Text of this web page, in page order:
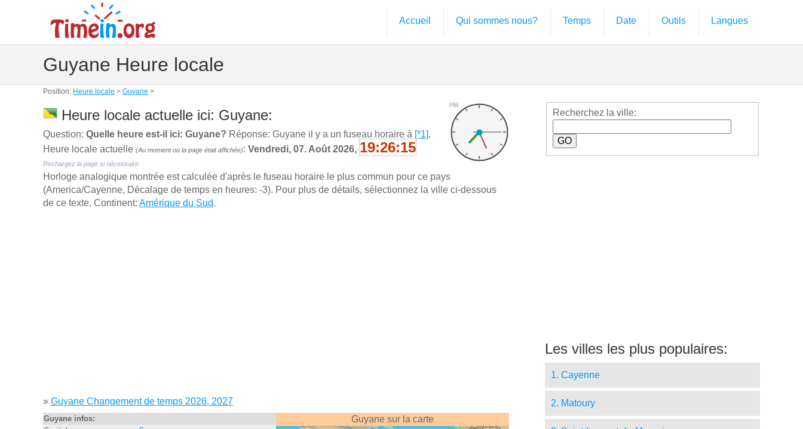
Accueil Qui sommes nous? Temps Date Outils Langues
Guyane Heure locale
Position: Heure locale > Guyane >
PM
Heure locale actuelle ici: Guyane:
Question: Quelle heure est-il ici: Guyane? Réponse: Guyane il y a un fuseau horaire à [*1],
Heure locale actuelle (Au moment où la page était affichée): Vendredi, 07. Août 2026, 19:26:16
Rechargez la page si nécessaire
Horloge analogique montrée est calculée d'aprѐs le fuseau horaire le plus commun pour ce pays
(America/Cayenne, Décalage de temps en heures: -3). Pour plus de détails, sélectionnez la ville ci-dessous
de ce texte. Continent: Amérique du Sud.
» Guyane Changement de temps 2026, 2027
Guyane infos:
Guyane sur la carte
Recherchez la ville:
Les villes les plus populaires:
1. Cayenne
2. Matoury